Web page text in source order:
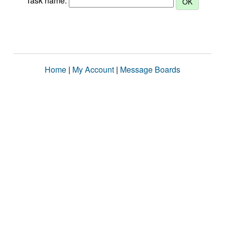
Home | My Account | Message Boards